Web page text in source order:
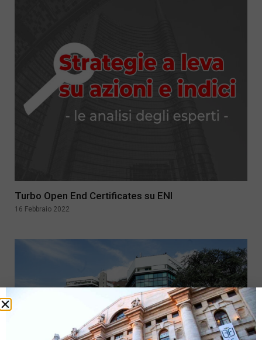
Turbo Open End Certificates su ENI
16 Febbraio 2022